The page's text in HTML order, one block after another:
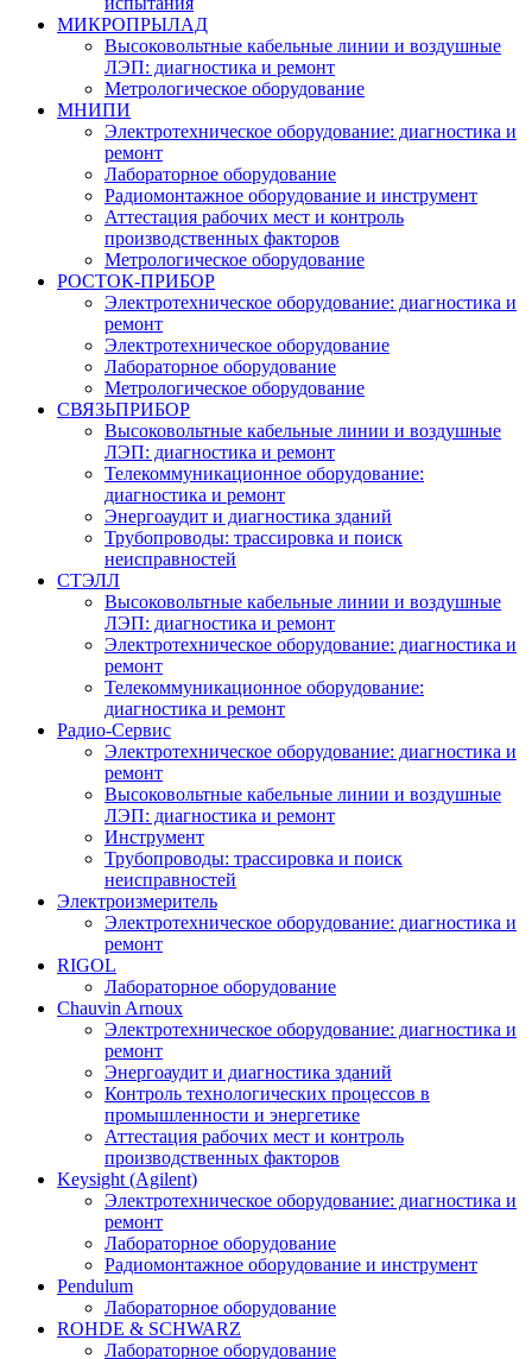
МИКРОПРЫЛАД
Высоковольтные кабельные линии и воздушные
ЛЭП: диагностика и ремонт
Метрологическое оборудование
МНИПИ
Электротехническое оборудование: диагностика и
ремонт
Лабораторное оборудование
Радиомонтажное оборудование и инструмент
Аттестация рабочих мест и контроль
производственных факторов
Метрологическое оборудование
РОСТОК-ПРИБОР
Электротехническое оборудование: диагностика и
ремонт
Электротехническое оборудование
Лабораторное оборудование
Метрологическое оборудование
СВЯЗЬПРИБОР
Высоковольтные кабельные линии и воздушные
ЛЭП: диагностика и ремонт
Телекоммуникационное оборудование:
диагностика и ремонт
Энергоаудит и диагностика зданий
Трубопроводы: трассировка и поиск
неисправностей
СТЭЛЛ
Высоковольтные кабельные линии и воздушные
ЛЭП: диагностика и ремонт
Электротехническое оборудование: диагностика и
ремонт
Телекоммуникационное оборудование:
диагностика и ремонт
Радио-Cервис
Электротехническое оборудование: диагностика и
ремонт
Высоковольтные кабельные линии и воздушные
ЛЭП: диагностика и ремонт
Инструмент
Трубопроводы: трассировка и поиск
неисправностей
Электроизмеритель
Электротехническое оборудование: диагностика и
ремонт
RIGOL
Лабораторное оборудование
Chauvin Arnoux
Электротехническое оборудование: диагностика и
ремонт
Энергоаудит и диагностика зданий
Контроль технологических процессов в
промышленности и энергетике
Аттестация рабочих мест и контроль
производственных факторов
Keysight (Agilent)
Электротехническое оборудование: диагностика и
ремонт
Лабораторное оборудование
Радиомонтажное оборудование и инструмент
Pendulum
Лабораторное оборудование
ROHDE & SCHWARZ
Лабораторное оборудование